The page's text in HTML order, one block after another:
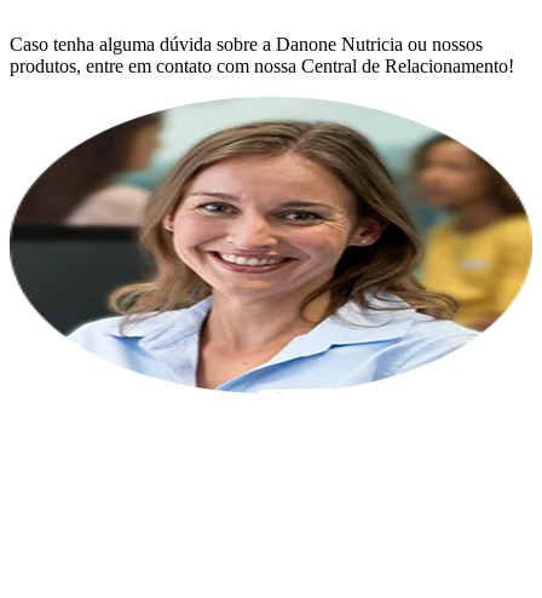
Caso tenha alguma dúvida sobre a Danone Nutricia ou nossos
produtos, entre em contato com nossa Central de Relacionamento!